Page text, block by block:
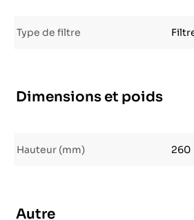
Type de filtre
Dimensions et poids
Hauteur (mm) 260
Autre